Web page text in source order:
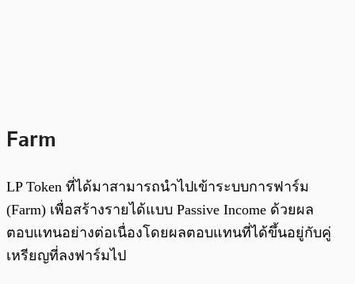
Farm
LP Token ที่ได้มาสามารถนำไปเข้าระบบการฟาร์ม
(Farm) เพื่อสร้างรายได้แบบ Passive Income ด้วยผล
ตอบแทนอย่างต่อเนื่องโดยผลตอบแทนที่ได้ขึ้นอยู่กับคู่
เหรียญที่ลงฟาร์มไป